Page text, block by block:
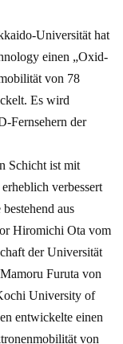
Universität hat
einen „Oxid-
von 78
Es wird
Fernsehern der
Schicht ist mit
verbessert
aus
Hiromichi Ota vom
der Universität
Furuta von
University of
entwickelte einen
von